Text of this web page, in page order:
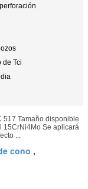
de Tci
517 Tamaño disponible
15CrNi4Mo Se aplicará
...
cono ,